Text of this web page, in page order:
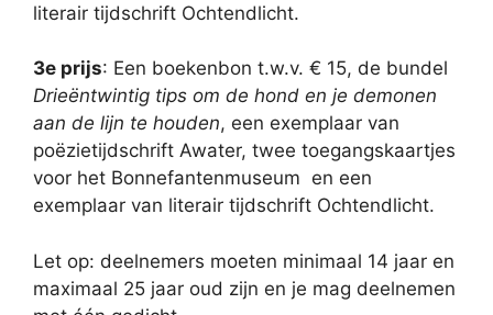
literair tijdschrift Ochtendlicht.
3e prijs: Een boekenbon t.w.v. € 15, de bundel
Drieëntwintig tips om de hond en je demonen
aan de lijn te houden, een exemplaar van
poëzietijdschrift Awater, twee toegangskaartjes
voor het Bonnefantenmuseum en een
exemplaar van literair tijdschrift Ochtendlicht.
Let op: deelnemers moeten minimaal 14 jaar en
maximaal 25 jaar oud zijn en je mag deelnemen